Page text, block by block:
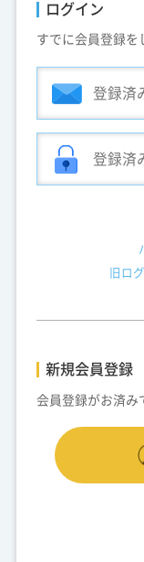
ログイン
すでに会員登録を
旧ロ
新規会員登録
会員登録がお済み